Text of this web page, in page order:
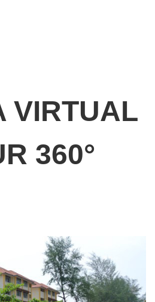
VIRTUAL
360°